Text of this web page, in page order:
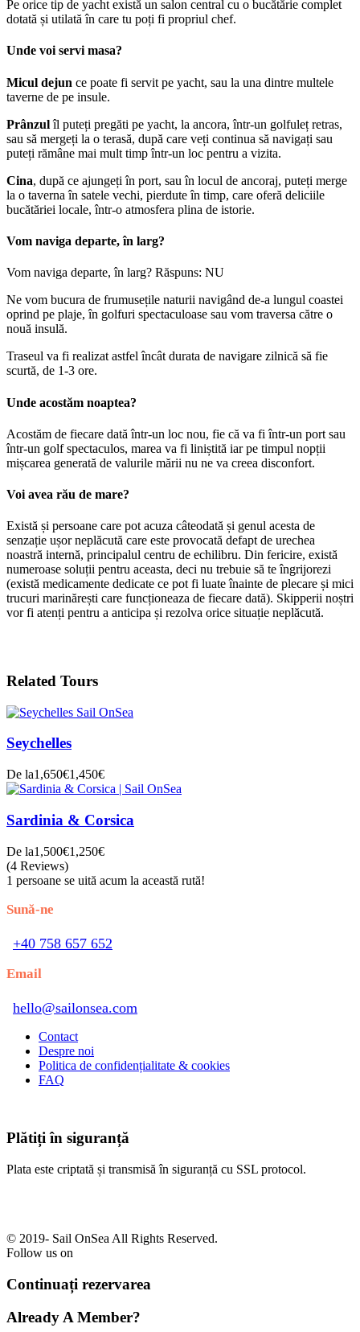
Pe orice tip de yacht există un salon central cu o bucătărie complet
dotată și utilată în care tu poți fi propriul chef.
Unde voi servi masa?
Micul dejun ce poate fi servit pe yacht, sau la una dintre multele
taverne de pe insule.
Prânzulîl puteți pregăti pe yacht, la ancora, într-un golfuleț retras,
sau să mergeți la o terasă, după care veți continua să navigați sau
puteți rămâne mai mult timp într-un loc pentru a vizita.
Cina, după ce ajungeți în port, sau în locul de ancoraj, puteți merge
la o taverna în satele vechi, pierdute în timp, care oferă deliciile
bucătăriei locale, într-o atmosfera plina de istorie.
Vom naviga departe, în larg?
Vom naviga departe, în larg? Răspuns: NU
Ne vom bucura de frumusețile naturii navigând de-a lungul coastei
oprind pe plaje, în golfuri spectaculoase sau vom traversa către o
nouă insulă.
Traseul va fi realizat astfel încât durata de navigare zilnică să fie
scurtă, de 1-3 ore.
Unde acostăm noaptea?
Acostăm de fiecare dată într-un loc nou, fie că va fi într-un port sau
într-un golf spectaculos, marea va fi liniștită iar pe timpul nopții
mișcarea generată de valurile mării nu ne va creea disconfort.
Voi avea rău de mare?
Există și persoane care pot acuza câteodată și genul acesta de
senzație ușor neplăcută care este provocată defapt de urechea
noastră internă, principalul centru de echilibru. Din fericire, există
numeroase soluții pentru aceasta, deci nu trebuie să te îngrijorezi
(există medicamente dedicate ce pot fi luate înainte de plecare și mici
trucuri marinărești care funcționeaza de fiecare dată). Skipperii noștri
vor fi atenți pentru a anticipa și rezolva orice situație neplăcută.
Related Tours
Seychelles
De la1,650€1,450€
Sardinia & Corsica
De la1,500€1,250€
(4 Reviews)
1 persoane se uită acum la această rută!
Sună-ne
+40 758 657 652
Email
hello@sailonsea.com
Contact
Despre noi
Politica de confidențialitate & cookies
FAQ
Plătiți în siguranță
Plata este criptată și transmisă în siguranță cu SSL protocol.
© 2019- Sail OnSea All Rights Reserved.
Follow us on
Continuați rezervarea
Already A Member?